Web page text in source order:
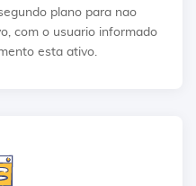
plano para nao
com o usuario informado
esta ativo.